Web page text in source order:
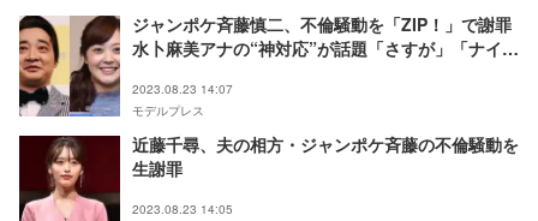
ジャンポケ斉藤慎二、不倫騒動を「ZIP！」で謝罪
水卜麻美アナの“神対応”が話題「さすが」「ナイス
2023.08.23 14:07
モデルプレス
近藤千尋、夫の相方・ジャンポケ斉藤の不倫騒動を
生謝罪
2023.08.23 14:05